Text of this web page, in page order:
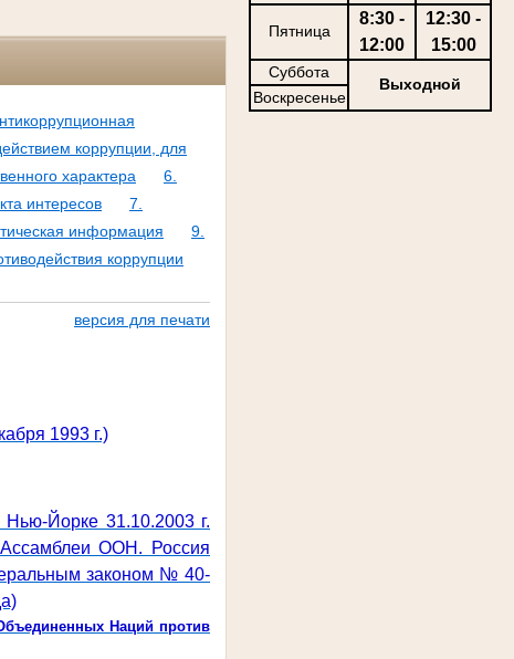
Пятница
8:30 -
12:00
12:30 -
15:00
Суббота
Выходной
Воскресенье
коррупции, для
характера
6.
интересов
7.
информация
9.
коррупции
версия для печати
1993 г.)
Йорке 31.10.2003 г.
ООН. Россия
законом № 40-
Наций против